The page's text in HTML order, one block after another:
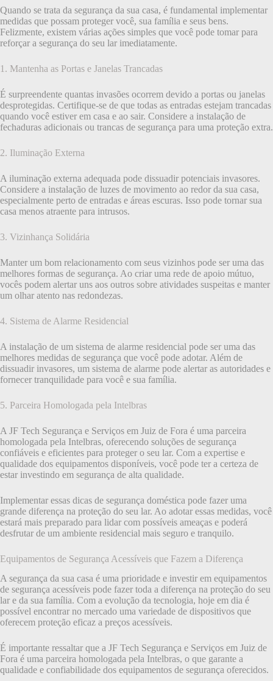
Quando se trata da segurança da sua casa, é fundamental implementar
medidas que possam proteger você, sua família e seus bens.
Felizmente, existem várias ações simples que você pode tomar para
reforçar a segurança do seu lar imediatamente.
1. Mantenha as Portas e Janelas Trancadas
É surpreendente quantas invasões ocorrem devido a portas ou janelas
desprotegidas. Certifique-se de que todas as entradas estejam trancadas
quando você estiver em casa e ao sair. Considere a instalação de
fechaduras adicionais ou trancas de segurança para uma proteção extra.
2. Iluminação Externa
A iluminação externa adequada pode dissuadir potenciais invasores.
Considere a instalação de luzes de movimento ao redor da sua casa,
especialmente perto de entradas e áreas escuras. Isso pode tornar sua
casa menos atraente para intrusos.
3. Vizinhança Solidária
Manter um bom relacionamento com seus vizinhos pode ser uma das
melhores formas de segurança. Ao criar uma rede de apoio mútuo,
vocês podem alertar uns aos outros sobre atividades suspeitas e manter
um olhar atento nas redondezas.
4. Sistema de Alarme Residencial
A instalação de um sistema de alarme residencial pode ser uma das
melhores medidas de segurança que você pode adotar. Além de
dissuadir invasores, um sistema de alarme pode alertar as autoridades e
fornecer tranquilidade para você e sua família.
5. Parceira Homologada pela Intelbras
A JF Tech Segurança e Serviços em Juiz de Fora é uma parceira
homologada pela Intelbras, oferecendo soluções de segurança
confiáveis e eficientes para proteger o seu lar. Com a expertise e
qualidade dos equipamentos disponíveis, você pode ter a certeza de
estar investindo em segurança de alta qualidade.
Implementar essas dicas de segurança doméstica pode fazer uma
grande diferença na proteção do seu lar. Ao adotar essas medidas, você
estará mais preparado para lidar com possíveis ameaças e poderá
desfrutar de um ambiente residencial mais seguro e tranquilo.
Equipamentos de Segurança Acessíveis que Fazem a Diferença
A segurança da sua casa é uma prioridade e investir em equipamentos
de segurança acessíveis pode fazer toda a diferença na proteção do seu
lar e da sua família. Com a evolução da tecnologia, hoje em dia é
possível encontrar no mercado uma variedade de dispositivos que
oferecem proteção eficaz a preços acessíveis.
É importante ressaltar que a JF Tech Segurança e Serviços em Juiz de
Fora é uma parceira homologada pela Intelbras, o que garante a
qualidade e confiabilidade dos equipamentos de segurança oferecidos.